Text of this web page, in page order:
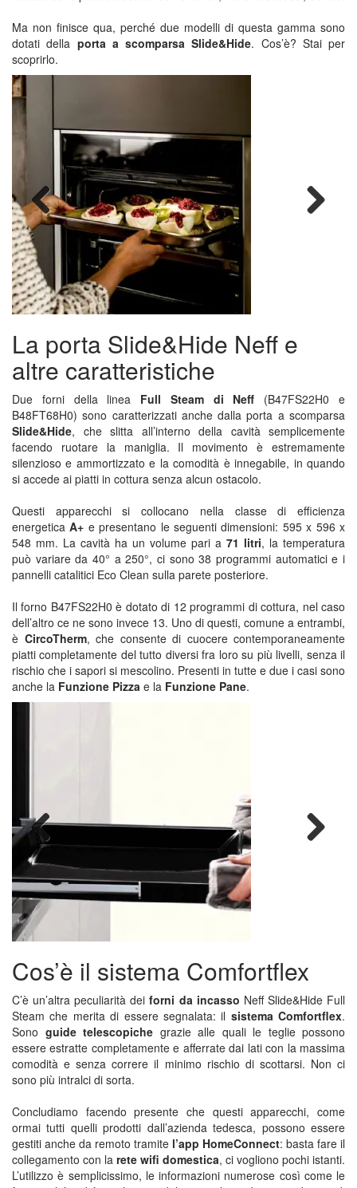
Ma non finisce qua, perché due modelli di questa gamma sono
dotati della porta a scomparsa Slide&Hide. Cos’è? Stai per
scoprirlo.
Previous
La porta Slide&Hide Neff e
altre caratteristiche
Due forni della linea Full Steam di Neff (B47FS22H0 e
B48FT68H0) sono caratterizzati anche dalla porta a scomparsa
Slide&Hide, che slitta all’interno della cavità semplicemente
facendo ruotare la maniglia. Il movimento è estremamente
silenzioso e ammortizzato e la comodità è innegabile, in quando
si accede ai piatti in cottura senza alcun ostacolo.
Questi apparecchi si collocano nella classe di efficienza
energeticaA+ e presentano le seguenti dimensioni: 595 x 596 x
548 mm. La cavità ha un volume pari a 71 litri, la temperatura
può variare da 40° a 250°, ci sono 38 programmi automatici e i
pannelli catalitici Eco Clean sulla parete posteriore.
Il forno B47FS22H0 è dotato di 12 programmi di cottura, nel caso
dell’altro ce ne sono invece 13. Uno di questi, comune a entrambi,
è CircoTherm, che consente di cuocere contemporaneamente
piatti completamente del tutto diversi fra loro su più livelli, senza il
rischio che i sapori si mescolino. Presenti in tutte e due i casi sono
anche la Funzione Pizza e la Funzione Pane.
Previous
Cos’è il sistema Comfortflex
C’è un’altra peculiarità deiforni da incasso Neff Slide&Hide Full
Steam che merita di essere segnalata: il sistema Comfortflex.
Sono guide telescopiche grazie alle quali le teglie possono
essere estratte completamente e afferrate dai lati con la massima
comodità e senza correre il minimo rischio di scottarsi. Non ci
sono più intralci di sorta.
Concludiamo facendo presente che questi apparecchi, come
ormai tutti quelli prodotti dall’azienda tedesca, possono essere
gestiti anche da remoto tramite l’app HomeConnect: basta fare il
collegamento con la rete wifi domestica, ci vogliono pochi istanti.
L’utilizzo è semplicissimo, le informazioni numerose così come le